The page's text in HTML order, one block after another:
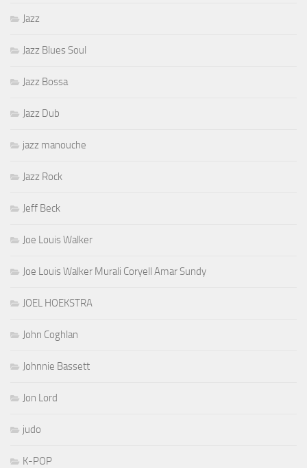
Jazz
Jazz Blues Soul
Jazz Bossa
Jazz Dub
jazz manouche
Jazz Rock
Jeff Beck
Joe Louis Walker
Joe Louis Walker Murali Coryell Amar Sundy
JOEL HOEKSTRA
John Coghlan
Johnnie Bassett
Jon Lord
judo
K-POP